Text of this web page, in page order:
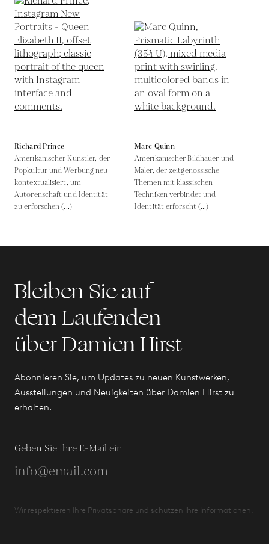
Richard Prince
Amerikanischer Künstler, der
Popkultur und Werbung neu
kontextualisiert, um
Autorenschaft und Identität
zu erforschen (...)
Marc Quinn
Amerikanischer Bildhauer und
Maler, der zeitgenössische
Themen mit klassischen
Techniken verbindet und
Identität erforscht (...)
Bleiben Sie auf
dem Laufenden
über Damien Hirst
Abonnieren Sie, um Updates zu neuen Kunstwerken,
Ausstellungen und Neuigkeiten über Damien Hirst zu
erhalten.
Geben Sie Ihre E-Mail ein
Wir respektieren Ihre Privatsphäre und schützen Ihre Informationen.